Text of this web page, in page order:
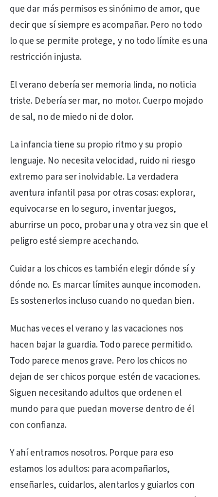
que dar más permisos es sinónimo de amor, que
decir que sí siempre es acompañar. Pero no todo
lo que se permite protege, y no todo límite es una
restricción injusta.
El verano debería ser memoria linda, no noticia
triste. Debería ser mar, no motor. Cuerpo mojado
de sal, no de miedo ni de dolor.
La infancia tiene su propio ritmo y su propio
lenguaje. No necesita velocidad, ruido ni riesgo
extremo para ser inolvidable. La verdadera
aventura infantil pasa por otras cosas: explorar,
equivocarse en lo seguro, inventar juegos,
aburrirse un poco, probar una y otra vez sin que el
peligro esté siempre acechando.
Cuidar a los chicos es también elegir dónde sí y
dónde no. Es marcar límites aunque incomoden.
Es sostenerlos incluso cuando no quedan bien.
Muchas veces el verano y las vacaciones nos
hacen bajar la guardia. Todo parece permitido.
Todo parece menos grave. Pero los chicos no
dejan de ser chicos porque estén de vacaciones.
Siguen necesitando adultos que ordenen el
mundo para que puedan moverse dentro de él
con confianza.
Y ahí entramos nosotros. Porque para eso
estamos los adultos: para acompañarlos,
enseñarles, cuidarlos, alentarlos y guiarlos con